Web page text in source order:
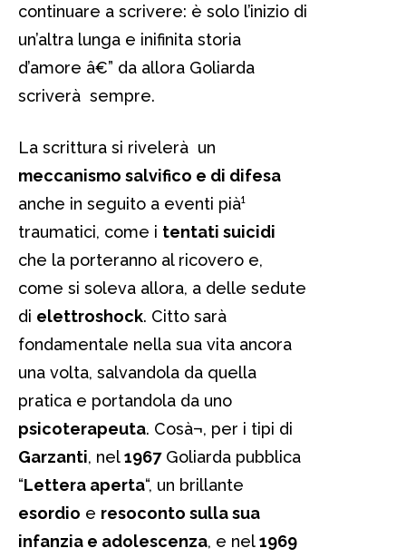
continuare a scrivere: è solo l’inizio di
un’altra lunga e inifinita storia
d’amore â€” da allora Goliarda
scriverà sempre.
La scrittura si rivelerà un
meccanismo salvifico e di difesa
anche in seguito a eventi pià¹
traumatici, come i tentati suicidi
che la porteranno al ricovero e,
come si soleva allora, a delle sedute
di elettroshock. Citto sarà
fondamentale nella sua vita ancora
una volta, salvandola da quella
pratica e portandola da uno
psicoterapeuta. Cosà¬, per i tipi di
Garzanti, nel1967Goliarda pubblica
“Lettera aperta“, un brillante
esordio e resoconto sulla sua
infanzia e adolescenza, e nel1969